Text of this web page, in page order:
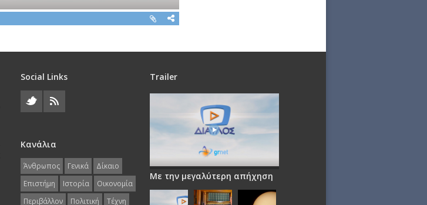
Social Links
Κανάλια
Άνθρωπος Γενικά
Δίκαιο
Επιστήμη
Ιστορία
Οικονομία
Περιβάλλον
Πολιτική Τέχνη
Trailer
Με την μεγαλύτερη απήχηση